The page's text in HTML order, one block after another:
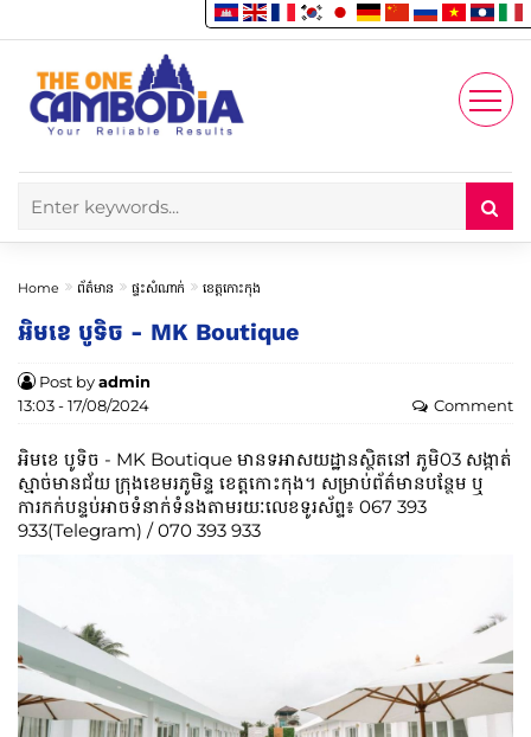
Account
Enjoy
Home ព័ត៌មាន ផ្ទះសំណាក់ ខេត្តកោះកុង
អិមខេ បូទិច - MK Boutique
Post byadmin
13:03 - 17/08/2024
Comment
អិមខេ បូទិច - MK Boutique មានទអាសយដ្ឋានស្ថិតនៅ ភូមិ03 សង្កាត់
ស្មាច់មានជ័យ ក្រុងខេមរភូមិន្ទ ខេត្តកោះកុង។​ សម្រាប់ព័ត៌មានបន្ថែម ឬ
ការកក់បន្ទប់អាចទំនាក់ទំនងតាមរយៈលេខទូរស័ព្ទ៖​​ 067 393
933(Telegram) / 070 393 933